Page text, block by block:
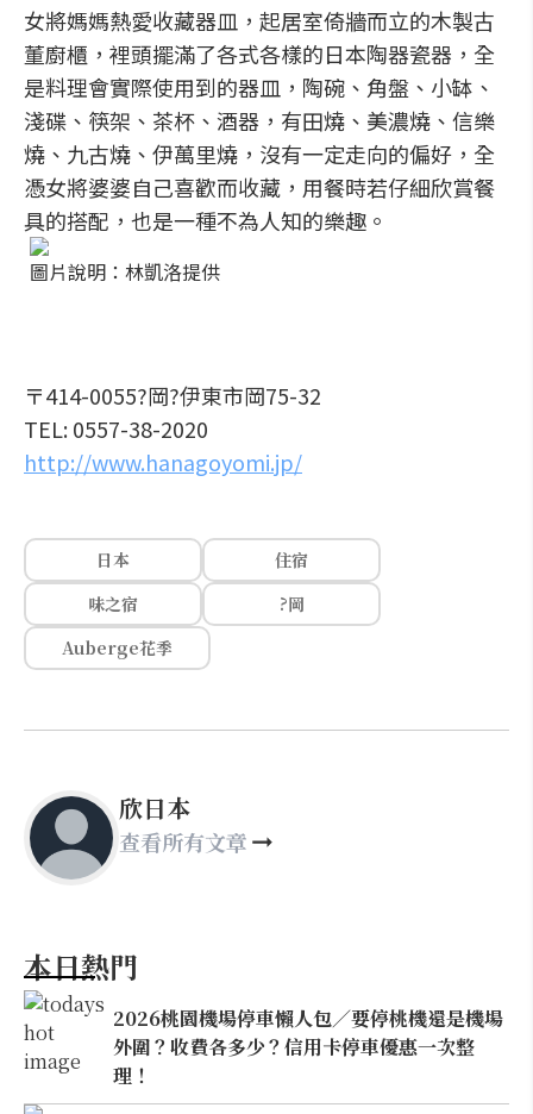
女將媽媽熱愛收藏器皿，起居室倚牆而立的木製古
董廚櫃，裡頭擺滿了各式各樣的日本陶器瓷器，全
是料理會實際使用到的器皿，陶碗、角盤、小缽、
淺碟、筷架、茶杯、酒器，有田燒、美濃燒、信樂
燒、九古燒、伊萬里燒，沒有一定走向的偏好，全
憑女將婆婆自己喜歡而收藏，用餐時若仔細欣賞餐
具的搭配，也是一種不為人知的樂趣。
圖片說明：林凱洛提供
〒414-0055?岡?伊東市岡75-32
TEL: 0557-38-2020
http://www.hanagoyomi.jp/
日本
住宿
味之宿
?岡
Auberge花季
欣日本
查看所有文章
本日熱門
2026桃園機場停車懶人包／要停桃機還是機場
外圍？收費各多少？信用卡停車優惠一次整
理！